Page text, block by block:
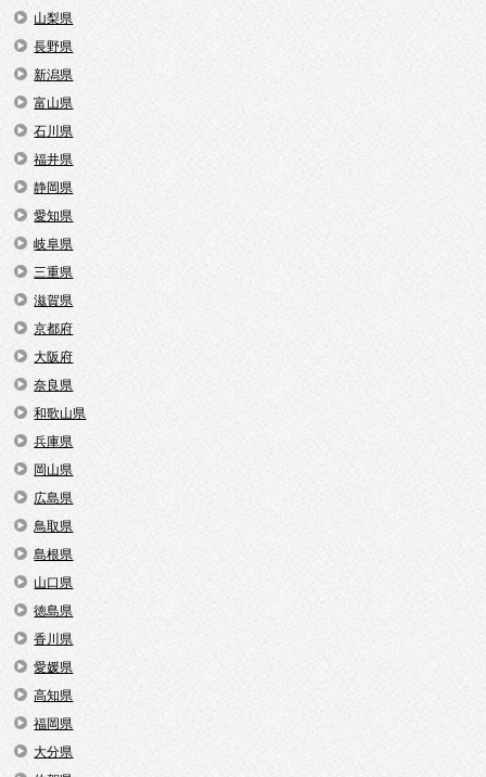
山梨県
長野県
新潟県
富山県
石川県
福井県
静岡県
愛知県
岐阜県
三重県
滋賀県
京都府
大阪府
奈良県
和歌山県
兵庫県
岡山県
広島県
鳥取県
島根県
山口県
徳島県
香川県
愛媛県
高知県
福岡県
大分県